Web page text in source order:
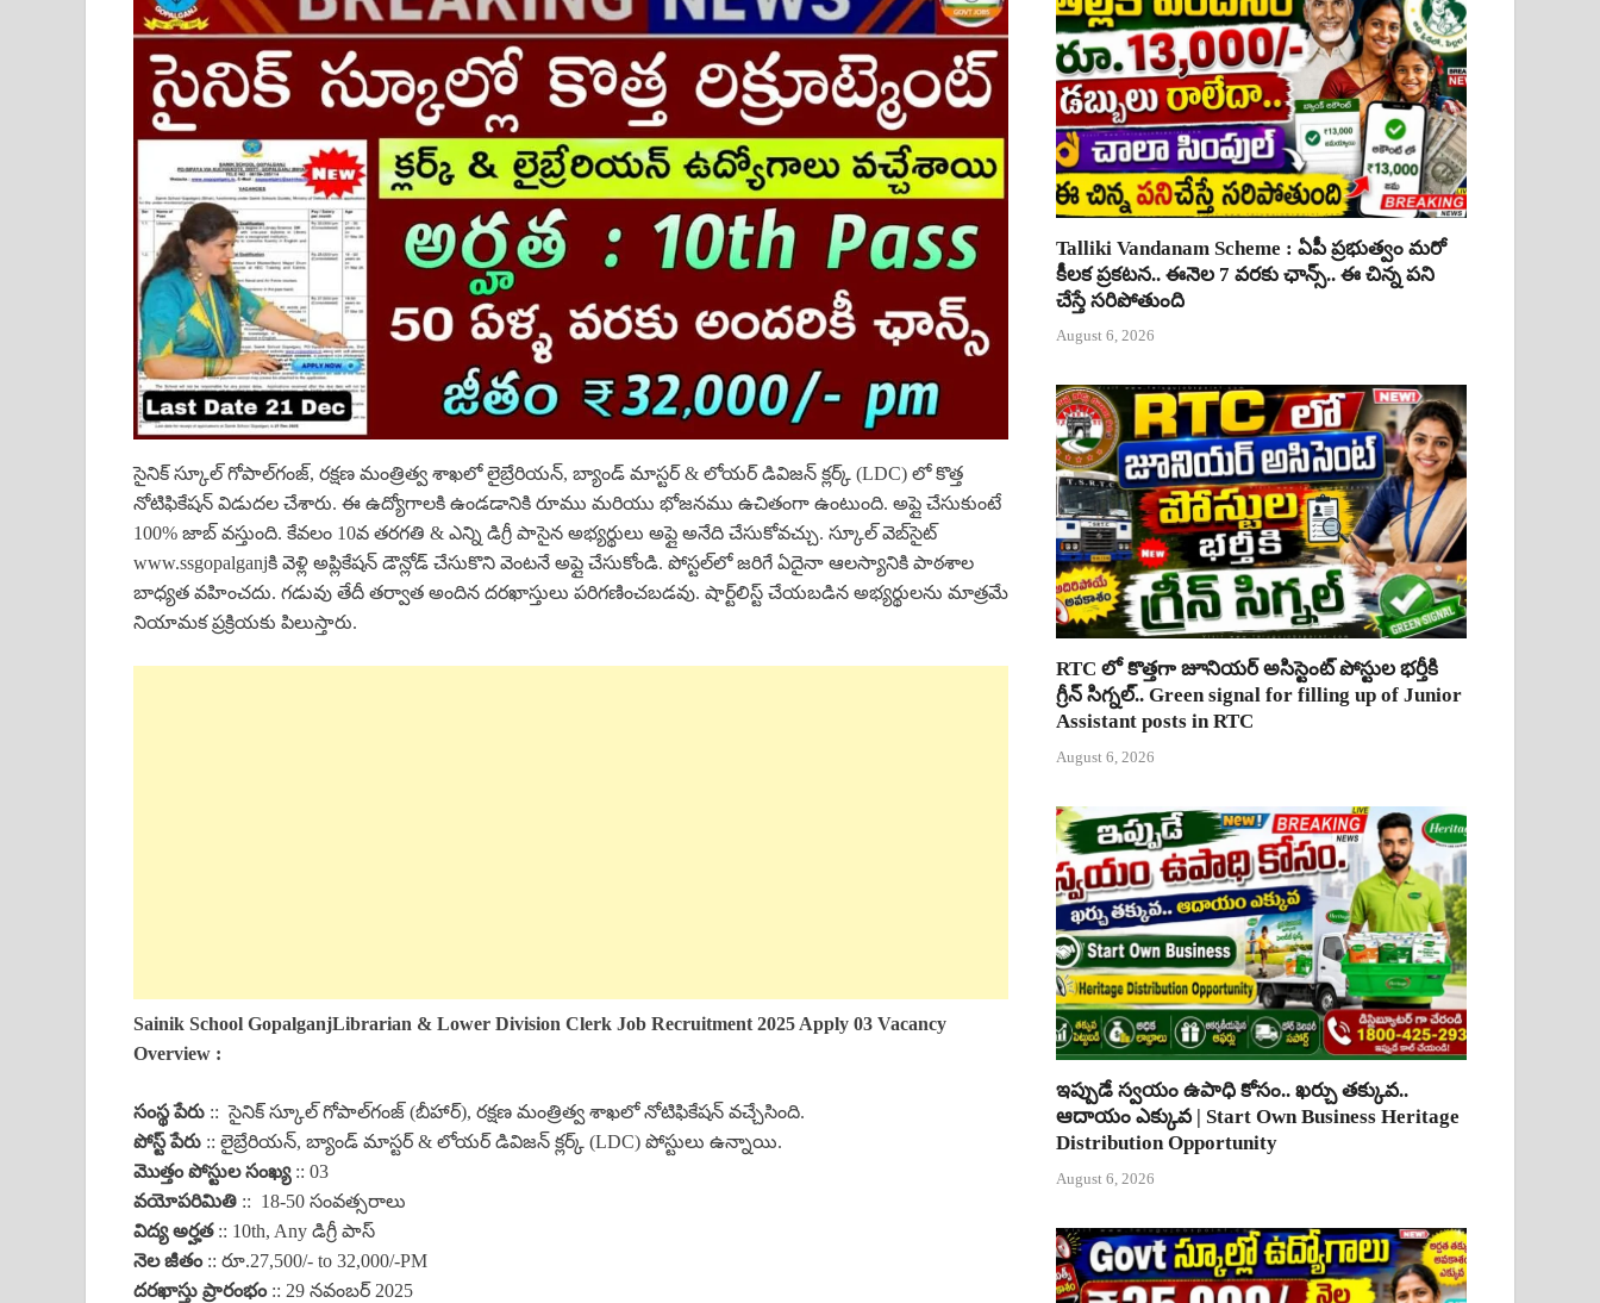
సైనిక్ స్కూల్ గోపాల్‌గంజ్, రక్షణ మంత్రిత్వ శాఖలో లైబ్రేరియన్, బ్యాండ్ మాస్టర్ & లోయర్ డివిజన్ క్లర్క్ (LDC) లో కొత్త
నోటిఫికేషన్ విడుదల చేశారు. ఈ ఉద్యోగాలకి ఉండడానికి రూము మరియు భోజనము ఉచితంగా ఉంటుంది. అప్లై చేసుకుంటే
100% జాబ్ వస్తుంది. కేవలం 10వ తరగతి & ఎన్ని డిగ్రీ పాసైన అభ్యర్థులు అప్లై అనేది చేసుకోవచ్చు. స్కూల్ వెబ్‌సైట్
www.ssgopalganjకి వెళ్లి అప్లికేషన్ డౌన్లోడ్ చేసుకొని వెంటనే అప్లై చేసుకోండి. పోస్టల్‌లో జరిగే ఏదైనా ఆలస్యానికి పాఠశాల
బాధ్యత వహించదు. గడువు తేదీ తర్వాత అందిన దరఖాస్తులు పరిగణించబడవు. షార్ట్‌లిస్ట్ చేయబడిన అభ్యర్థులను మాత్రమే
నియామక ప్రక్రియకు పిలుస్తారు.
Sainik School GopalganjLibrarian & Lower Division Clerk Job Recruitment 2025 Apply 03 Vacancy
Overview :
సంస్థ పేరు :: సైనిక్ స్కూల్ గోపాల్‌గంజ్ (బీహార్), రక్షణ మంత్రిత్వ శాఖలో నోటిఫికేషన్ వచ్చేసింది.
పోస్ట్ పేరు :: లైబ్రేరియన్, బ్యాండ్ మాస్టర్ & లోయర్ డివిజన్ క్లర్క్ (LDC) పోస్టులు ఉన్నాయి.
మొత్తం పోస్టుల సంఖ్య:: 03
వయోపరిమితి :: 18-50 సంవత్సరాలు
విద్య అర్హత:: 10th, Any డిగ్రీ పాస్
నెల జీతం:: రూ.27,500/- to 32,000/-PM
దరఖాస్తు ప్రారంభం :: 29 నవంబర్ 2025
Talliki Vandanam Scheme : ఏపీ ప్రభుత్వం మరో
కీలక ప్రకటన.. ఈనెల 7 వరకు ఛాన్స్.. ఈ చిన్న పని
చేస్తే సరిపోతుంది
August 6, 2026
RTC లో కొత్తగా జూనియర్ అసిస్టెంట్ పోస్టుల భర్తీకి
గ్రీన్ సిగ్నల్.. Green signal for filling up of Junior
Assistant posts in RTC
August 6, 2026
ఇప్పుడే స్వయం ఉపాధి కోసం.. ఖర్చు తక్కువ..
ఆదాయం ఎక్కువ | Start Own Business Heritage
Distribution Opportunity
August 6, 2026